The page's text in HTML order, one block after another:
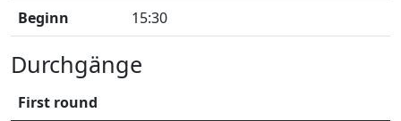
Beginn
15:30
Durchgänge
First round